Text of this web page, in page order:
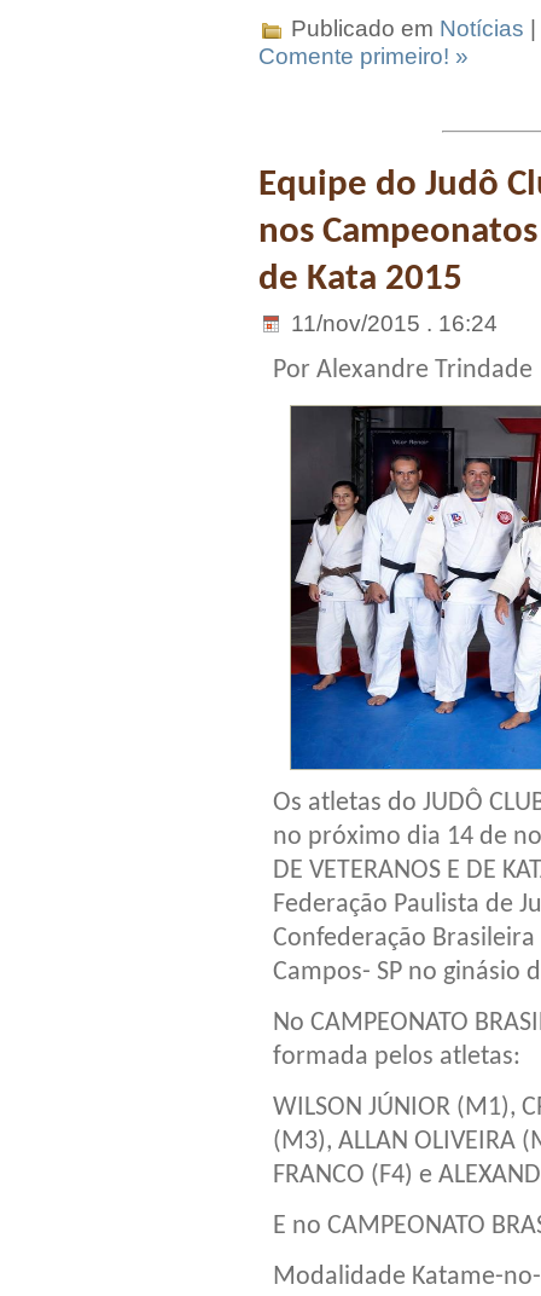
Publicado em Notícias
Comente primeiro! »
Equipe do Judô
nos
de Kata 2015
11/nov/2015 . 16:24
Por Alexandre Trindade
Os atletas do JUDÔ
no próximo dia 14 de
DE VETERANOS E DE
Federação Paulista de
Confederação Brasileira
Campos- SP no ginásio
No CAMPEONATO
formada pelos atletas:
WILSON JÚNIOR (M1),
(M3), ALLAN OLIVEIRA
FRANCO (F4) e
E no CAMPEONATO
Modalidade Katame-